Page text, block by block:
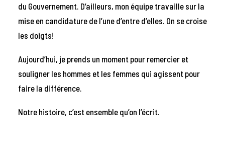
du Gouvernement. D’ailleurs, mon équipe travaille sur la
mise en candidature de l’une d’entre d’elles. On se croise
les doigts!
Aujourd’hui, je prends un moment pour remercier et
souligner les hommes et les femmes qui agissent pour
faire la différence.
Notre histoire, c’est ensemble qu’on l’écrit.